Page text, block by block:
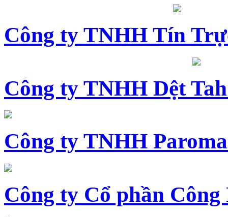
Công ty TNHH Tín
Công ty TNHH Dệt
Công ty TNHH
Công ty Cổ phần Công